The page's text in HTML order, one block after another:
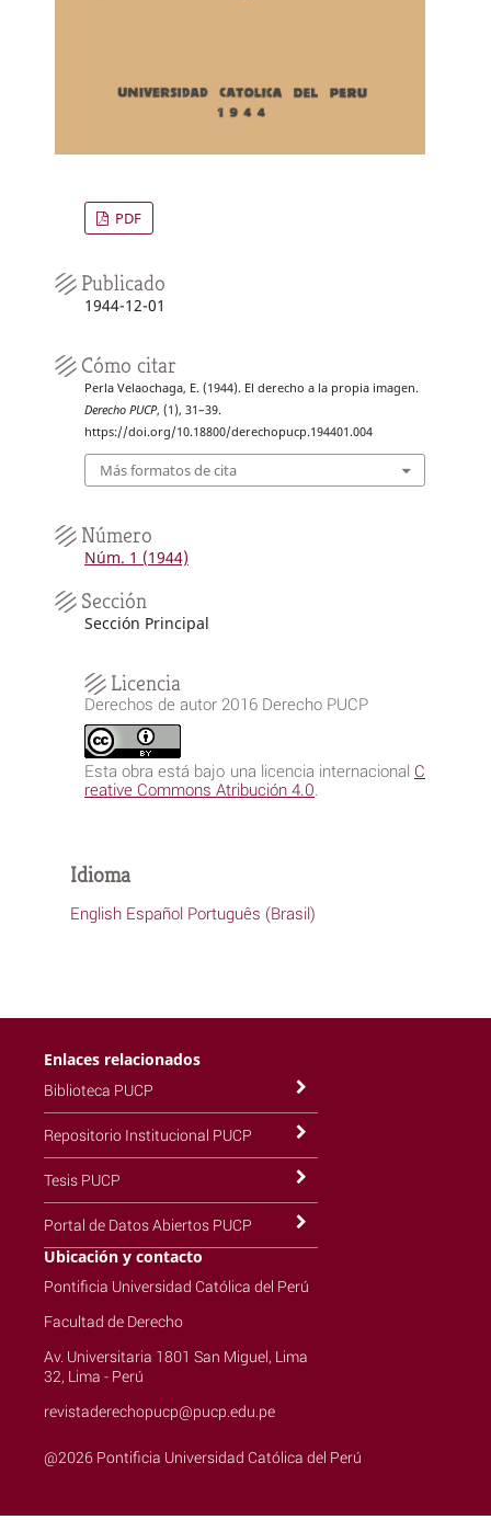
PDF
Publicado
1944-12-01
Cómo citar
Perla Velaochaga, E. (1944). El derecho a la propia imagen.
Derecho PUCP, (1), 31–39.
https://doi.org/10.18800/derechopucp.194401.004
Más formatos de cita
Número
Núm. 1 (1944)
Sección
Sección Principal
Licencia
Derechos de autor 2016 Derecho PUCP
Esta obra está bajo una licencia internacional C
reative Commons Atribución 4.0.
Idioma
English Español Português (Brasil)
Enlaces relacionados
Biblioteca PUCP
Repositorio Institucional PUCP
Tesis PUCP
Portal de Datos Abiertos PUCP
Ubicación y contacto
Pontificia Universidad Católica del Perú
Facultad de Derecho
Av. Universitaria 1801 San Miguel, Lima
32, Lima - Perú
revistaderechopucp@pucp.edu.pe
@2026 Pontificia Universidad Católica del Perú